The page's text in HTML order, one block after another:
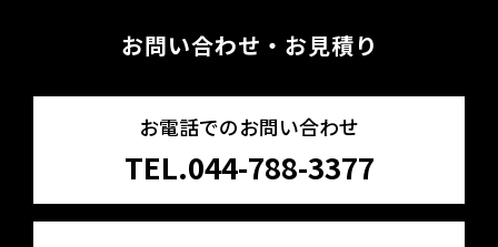
お問い合わせ・お見積り
お電話でのお問い合わせ
TEL.044-788-3377